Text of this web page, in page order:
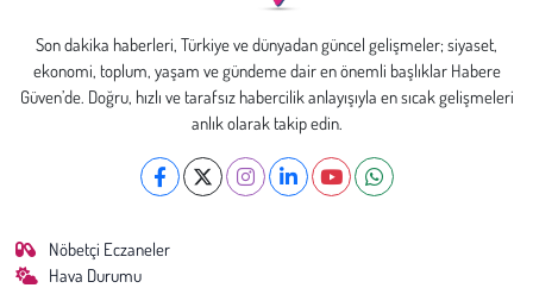
Son dakika haberleri, Türkiye ve dünyadan güncel gelişmeler; siyaset,
ekonomi, toplum, yaşam ve gündeme dair en önemli başlıklar Habere
Güven’de. Doğru, hızlı ve tarafsız habercilik anlayışıyla en sıcak gelişmeleri
anlık olarak takip edin.
Nöbetçi Eczaneler
Hava Durumu